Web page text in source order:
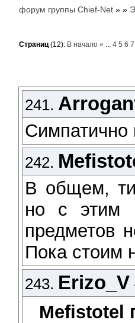
форум группы Chief-Net »»
Страниц(12): В начало « ...4 5 6 7
241.
Симпатично
242.
В общем,
но с этим
предметов
Пока стоим
243. Erizo_V
Mefistotel